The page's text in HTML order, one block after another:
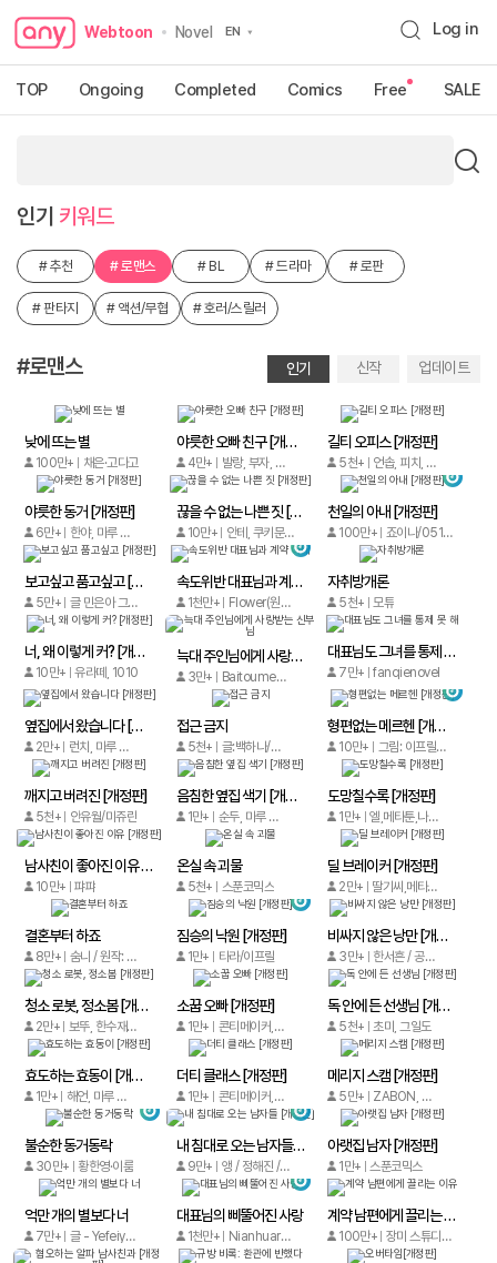
Webtoon Novel
TOP Ongoing Completed Comics Free SALE
Log in
검색어를 입력해 주세요.
인기 키워드
#추천 #로맨스 #BL #드라마 #로판
#판타지 #액션/무협 #호러/스릴러
#로맨스 인기 신작 업데이트
낮에 뜨는 별
100만+ 채은·고다고
야릇한 오빠 친구 [개정판]
4만+ 발랑, 부자, 도민아, 마루 더 레드
길티 오피스 [개정판]
5천+ 언솝, 피치, 아교
야릇한 동거 [개정판]
6만+ 한야, 마루 더 레드, 뽕시꽁시
끊을 수 없는 나쁜 짓 [개정판]
10만+ 안테, 쿠키문, 플랜비
천일의 아내 [개정판]
100만+ 죠이나/0510/베리
보고싶고 품고싶고 [개정판]
5만+ 글 민은아 그림 권열희
속도위반 대표님과 계약 아내
1천만+ Flower(원작), Shibuciyuan/kkworld
자취방개론
5천+ 모튜
너, 왜 이렇게 커? [개정판]
10만+ 유라떼, 1010
늑대 주인님에게 사랑받는 신부님
3만+ Baitoumeng, CAT-CreativeGroup
대표님도 그녀를 통제 못 해
7만+ fanqienovel
옆집에서 왔습니다 [개정판]
2만+ 런치, 마루 더 레드, 우유양
접근 금지
5천+ 글:백하나/그림:지미
형편없는 메르헨 [개정판]
10만+ 그림: 이프릴 / 원작: 언솝
깨지고 버려진 [개정판]
5천+ 안유월/미쥬란
음침한 옆집 색기 [개정판]
1만+ 순두, 마루 더 레드, 진새벽
도망칠수록 [개정판]
1만+ 엘,메타툰,나뮤,로즈페이퍼
남사친이 좋아진 이유 [개정판]
10만+ 퍄퍄
온실 속 괴물
5천+ 스푼코믹스
딜 브레이커 [개정판]
2만+ 딸기씨,메타툰,모모도,리베냐
결혼부터 하죠
8만+ 숨니 / 원작: 아이수
짐승의 낙원 [개정판]
1만+ 타라/이프릴
비싸지 않은 낭만 [개정판]
3만+ 한서흔 / 공인영
청소 로봇, 정소봄 [개정판]
2만+ 보뚜, 한수재, 김부끄
소꿉 오빠 [개정판]
1만+ 콘티메이커,메타툰,양빵,차홍주
독 안에 든 선생님 [개정판]
5천+ 초미, 그일도
효도하는 효동이 [개정판]
1만+ 해언, 마루 더 레드, 달뜨
더티 클래스 [개정판]
1만+ 콘티메이커,메타툰,블체,유다른
메리지 스캠 [개정판]
5만+ ZABON, 오타쿠, 문소언
불순한 동거동락
30만+ 황한영·이룸
내 침대로 오는 남자들 [개정판]
9만+ 앵 / 정해진 / 김살구
아랫집 남자 [개정판]
1만+ 스푼코믹스
억만 개의 별보다 너
7만+ 글 - Yefeiye, 그림 - Bazinga, YUEWEN
대표님의 삐뚤어진 사랑
1천만+ Nianhuarexiao, Hongshu / Rose Studio
계약 남편에게 끌리는 이유
100만+ 장미 스튜디오, 열문그룹 / 장미 스튜디오, 열문그룹